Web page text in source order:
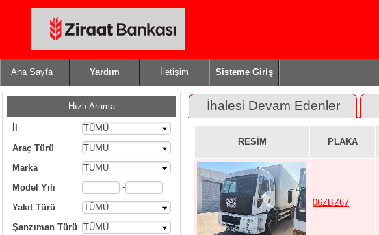
Ana Sayfa Yardım İletişim Sisteme Giriş
Hızlı Arama
TÜMÜ
Araç Türü
TÜMÜ
Marka
TÜMÜ
Model Yılı
-
Yakıt Türü
TÜMÜ
Şanzıman Türü
TÜMÜ
İhalesi Devam Edenler
RESİM PLAKA
06ZBZ67